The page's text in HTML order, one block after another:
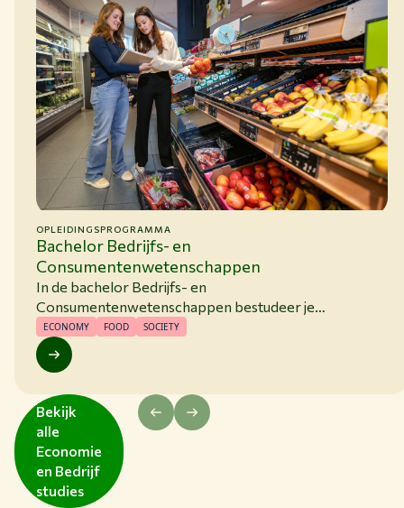
OPLEIDINGSPROGRAMMA
Bachelor Bedrijfs- en
Consumentenwetenschappen
In de bachelor Bedrijfs- en
Consumentenwetenschappen bestudeer je
productieketens en consumenten vanuit verschillende
invalshoeken, zoals: sociologie, bedrijfskunde en
psychologie.
ECONOMY FOOD SOCIETY
Bekijk
alle
Economie
en Bedrijf
studies